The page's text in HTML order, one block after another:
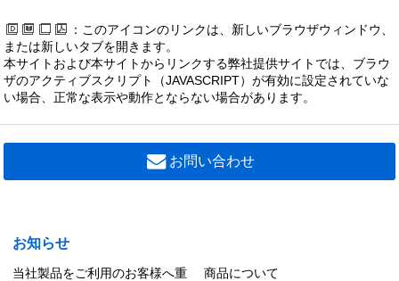
：このアイコンのリンクは、新しいブラウザウィンドウ、
または新しいタブを開きます。
本サイトおよび本サイトからリンクする弊社提供サイトでは、ブラウ
ザのアクティブスクリプト（JAVASCRIPT）が有効に設定されていな
い場合、正常な表示や動作とならない場合があります。
お問い合わせ
お知らせ
当社製品をご利用のお客様へ重
商品について